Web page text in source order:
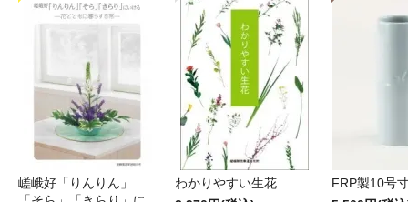
嵯峨好「りんりん」
わかりやすい生花
FRP製10号